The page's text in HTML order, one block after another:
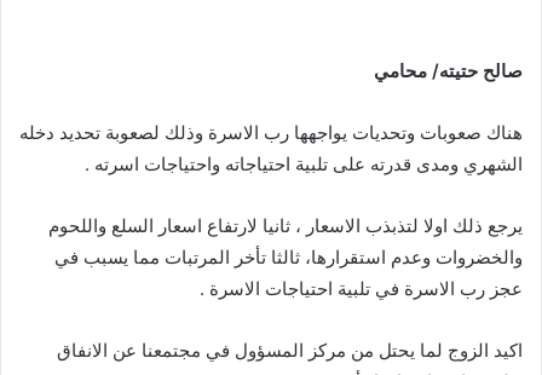
صالح حتيته/ محامي
هناك صعوبات وتحديات يواجهها رب الاسرة وذلك لصعوبة تحديد دخله
الشهري ومدى قدرته على تلبية احتياجاته واحتياجات اسرته .
يرجع ذلك اولا لتذبذب الاسعار ، ثانيا لارتفاع اسعار السلع واللحوم
والخضروات وعدم استقرارها، ثالثا تأخر المرتبات مما يسبب في
عجز رب الاسرة في تلبية احتياجات الاسرة .
اكيد الزوج لما يحتل من مركز المسؤول في مجتمعنا عن الانفاق